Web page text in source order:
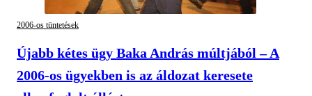
2006-os tüntetések
Újabb kétes ügy Baka András múltjából – A
2006-os ügyekben is az áldozat keresete